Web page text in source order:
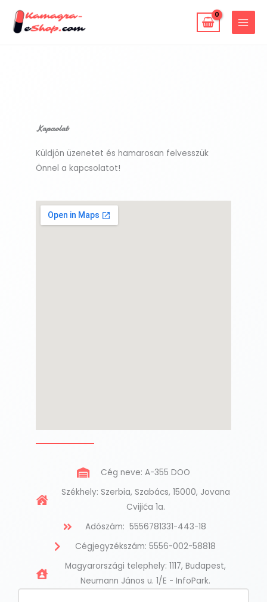
content
Kapcsolat
Küldjön üzenetet és hamarosan felvesszük
Önnel a kapcsolatot!
Cég neve: A-355 DOO
Székhely: Szerbia, Szabács, 15000, Jovana
Cvijića 1a.
Adószám: 5556781331-443-18
Cégjegyzékszám: 5556-002-58818
Magyarországi telephely: 1117, Budapest,
Neumann János u. 1/E - InfoPark.